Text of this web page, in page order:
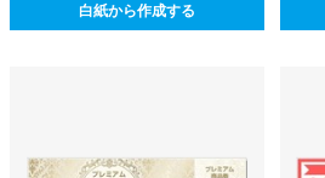
白紙から作成する